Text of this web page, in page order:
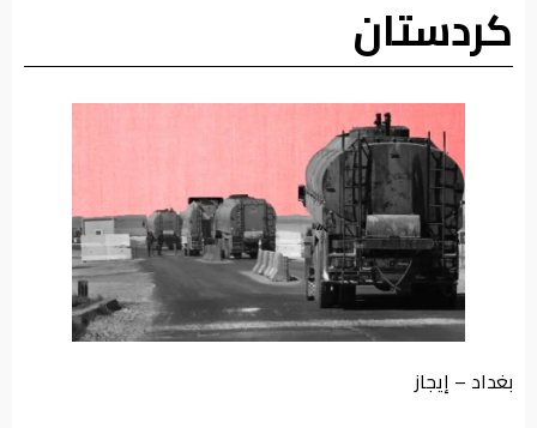
الفيديوهات
كردستان
بغداد – إيجاز